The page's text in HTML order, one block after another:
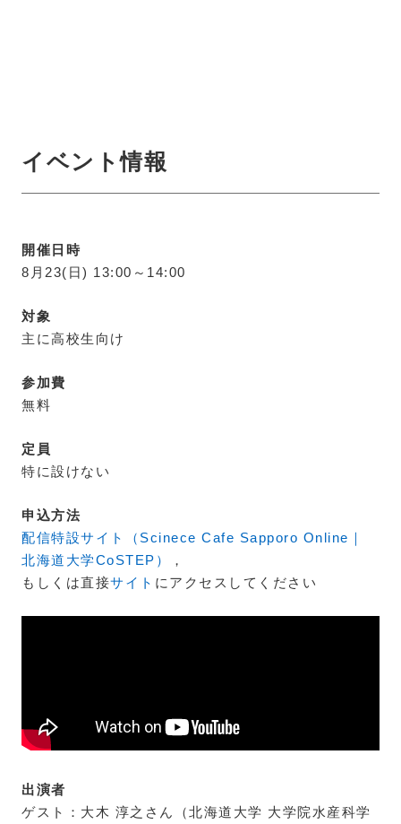
イベント情報
開催日時
8月23(日) 13:00～14:00
対象
主に高校生向け
参加費
無料
定員
特に設けない
申込方法
配信特設サイト（Scinece Cafe Sapporo Online｜
北海道大学CoSTEP）
，
もしくは直接サイト にアクセスしてください
出演者
ゲスト：大木 淳之さん（北海道大学 大学院水産科学